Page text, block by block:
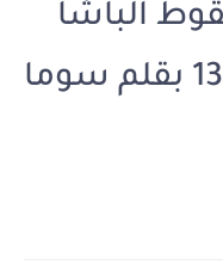
الباشا
الفصل الثالث عشر 13 بقلم سوما